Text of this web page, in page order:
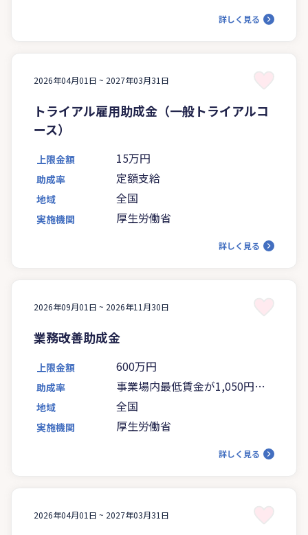
詳しく見る
2026年04月01日 ~ 2027年03月31日
トライアル雇用助成金（一般トライアルコ
ース）
上限金額 15万円
助成率 定額支給
地域 全国
実施機関 厚生労働省
詳しく見る
2026年09月01日 ~ 2026年11月30日
業務改善助成金
上限金額 600万円
助成率
事業場内最低賃金が1,050円未
満の場合は5分の4、1,050円以
上の場合は4分の3
地域 全国
実施機関 厚生労働省
詳しく見る
2026年04月01日 ~ 2027年03月31日